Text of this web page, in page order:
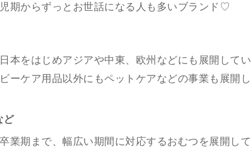
期からずっとお世話になる人も多いブランド♡
本をはじめアジアや中東、欧州などにも展開してい
ーケア用品以外にもペットケアなどの事業も展開し
ど
業期まで、幅広い期間に対応するおむつを展開して